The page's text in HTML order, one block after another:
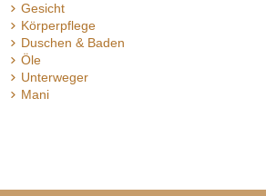
Gesicht
Körperpflege
Duschen & Baden
Öle
Unterweger
Mani